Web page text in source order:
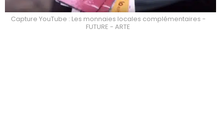
Capture YouTube : Les monnaies locales complémentaires -
FUTURE - ARTE